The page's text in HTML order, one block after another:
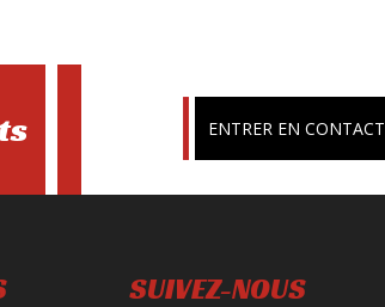
ENTRER EN CONTACT
SUIVEZ-NOUS